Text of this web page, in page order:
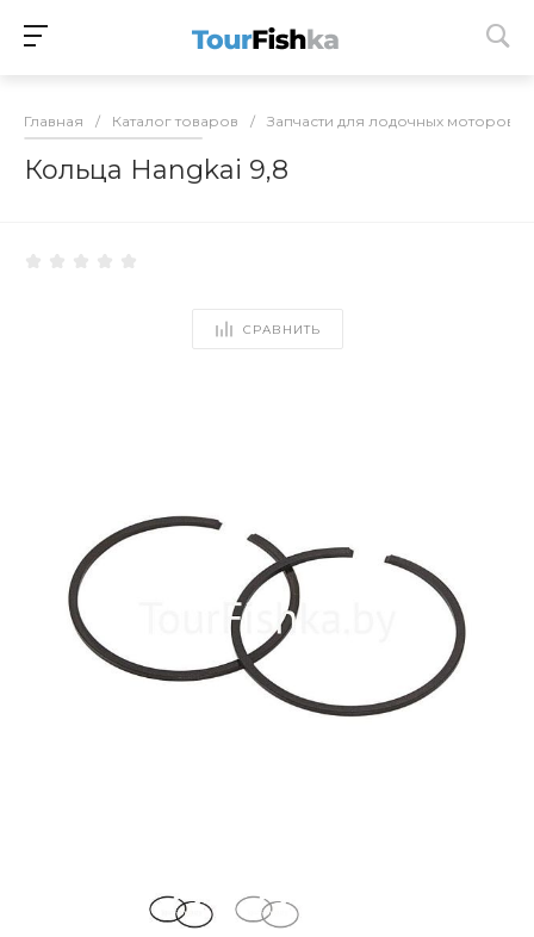
Главная / Каталог товаров / Запчасти для лодочных моторов
Кольца Hangkai 9,8
СРАВНИТЬ